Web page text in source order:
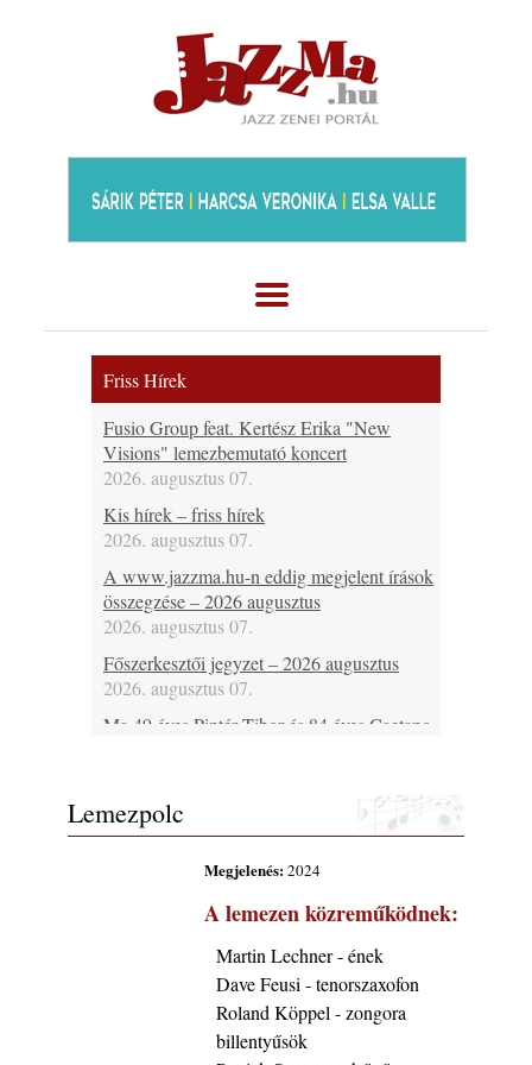
Friss Hírek
Fusio Group feat. Kertész Erika "New
Visions" lemezbemutató koncert
2026. augusztus 07.
Kis hírek – friss hírek
2026. augusztus 07.
A www.jazzma.hu-n eddig megjelent írások
összegzése – 2026 augusztus
2026. augusztus 07.
Főszerkesztői jegyzet – 2026 augusztus
2026. augusztus 07.
Ma 49 éves Pintér Tibor és 84 éves Caetano
Ma lenne 85 éves Howard Johnson
2026. augusztus 07.
Ma 95 éve halt meg Bix Beiderbecke
„Sweet Sphere”
2026. augusztus 07.
Ezen a napon – augusztus 7. (2026)
2026. augusztus 07.
Lemezpolc
Megjelenés:2024
A lemezen közreműködnek:
Martin Lechner - ének
Dave Feusi - tenorszaxofon
Roland Köppel - zongora
billentyűsök